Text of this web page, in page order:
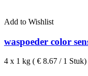
Add to Wishlist
waspoeder color
4 x 1 kg ( € 8.67 / 1 Stuk)